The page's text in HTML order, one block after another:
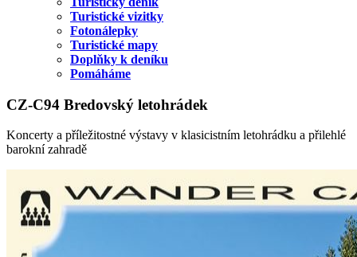
Turistické vizitky
Fotonálepky
Turistické mapy
Doplňky k deníku
Pomáháme
CZ-C94 Bredovský letohrádek
Koncerty a příležitostné výstavy v klasicistním letohrádku a přilehlé
barokní zahradě